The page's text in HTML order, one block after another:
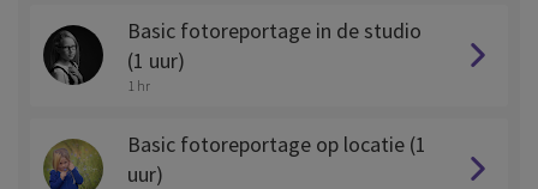
Basic fotoreportage in de studio
(1 uur)
1 hr
Basic fotoreportage op locatie (1
uur)